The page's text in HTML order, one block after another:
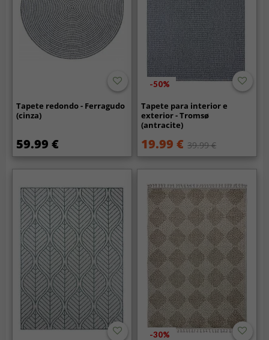
Tapete redondo - Ferragudo
(cinza)
59.99 €
-50%
Tapete para interior e
exterior - Tromsø
(antracite)
19.99 € 39.99 €
-30%